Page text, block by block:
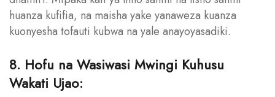
huanza kufifia, na maisha yake yanaweza kuanza
kuonyesha tofauti kubwa na yale anayoyasadiki.
8. Hofu na Wasiwasi Mwingi Kuhusu
Wakati Ujao: